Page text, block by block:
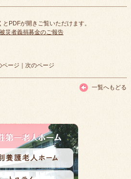
PDFが開きご覧いただけます。
災者義捐募金のご報告
ページ ｜ 次のページ
一覧へもどる